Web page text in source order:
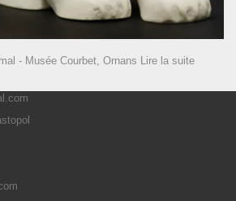
- Musée Courbet, Ornans Lire la suite